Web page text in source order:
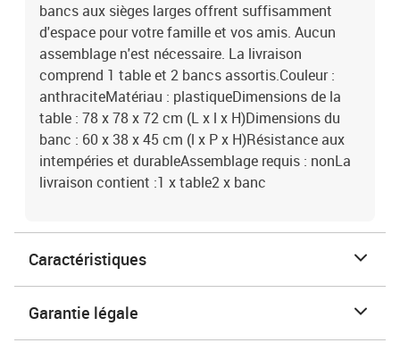
bancs aux sièges larges offrent suffisamment
d'espace pour votre famille et vos amis. Aucun
assemblage n'est nécessaire. La livraison
comprend 1 table et 2 bancs assortis.Couleur :
anthraciteMatériau : plastiqueDimensions de la
table : 78 x 78 x 72 cm (L x l x H)Dimensions du
banc : 60 x 38 x 45 cm (l x P x H)Résistance aux
intempéries et durableAssemblage requis : nonLa
livraison contient :1 x table2 x banc
Caractéristiques
Garantie légale